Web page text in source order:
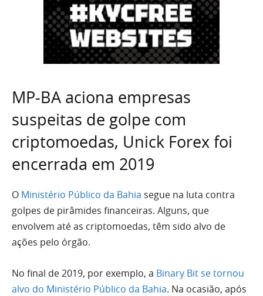
MP-BA aciona empresas
suspeitas de golpe com
criptomoedas, Unick Forex foi
encerrada em 2019
O Ministério Público da Bahia segue na luta contra
golpes de pirâmides financeiras. Alguns, que
envolvem até as criptomoedas, têm sido alvo de
ações pelo órgão.
No final de 2019, por exemplo, a Binary Bit se tornou
alvo do Ministério Público da Bahia. Na ocasião, após